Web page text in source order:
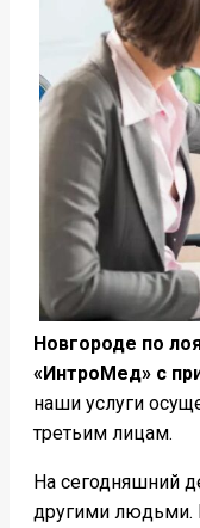
Новгороде по
«ИнтроМед» с
наши услуги
третьим лицам.
На сегодняшний
другими людьми.